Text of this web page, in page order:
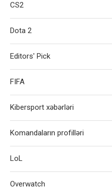
CS2
Dota 2
Editors' Pick
FIFA
Kibersport xəbərləri
Komandaların profilləri
LoL
Overwatch